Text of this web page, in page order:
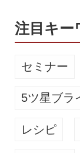
注目キー
セミナー
5ツ星ブラ
レシピ